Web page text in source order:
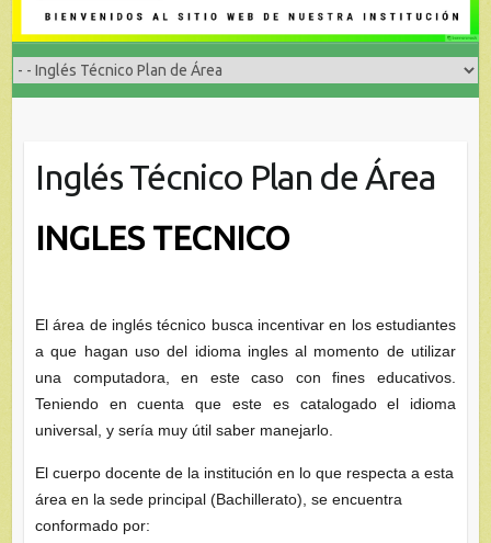
Inglés Técnico Plan de Área
INGLES TECNICO
El área de inglés técnico busca incentivar en los estudiantes
a que hagan uso del idioma ingles al momento de utilizar
una computadora, en este caso con fines educativos.
Teniendo en cuenta que este es catalogado el idioma
universal, y sería muy útil saber manejarlo.
El cuerpo docente de la institución en lo que respecta a esta
área en la sede principal (Bachillerato), se encuentra
conformado por: